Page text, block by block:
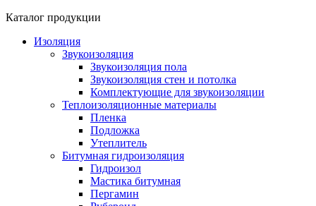
Каталог продукции
Изоляция
Звукоизоляция
Звукоизоляция пола
Звукоизоляция стен и потолка
Комплектующие для звукоизоляции
Теплоизоляционные материалы
Пленка
Подложка
Утеплитель
Битумная гидроизоляция
Гидроизол
Мастика битумная
Пергамин